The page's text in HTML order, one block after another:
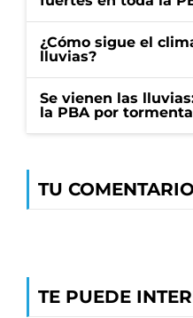
¿Cómo sigue el
lluvias?
Se vienen las
la PBA por
TU COMENTARIO
TE PUEDE